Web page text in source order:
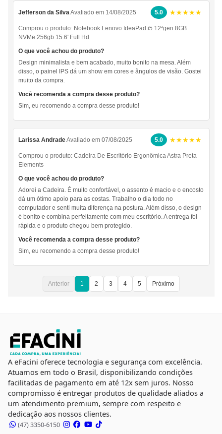
Jefferson da SilvaAvaliado em 14/08/2025 5.0 ★★★★★
Comprou o produto: Notebook Lenovo IdeaPad i5 12ªgen 8GB
NVMe 256gb 15.6' Full Hd
O que você achou do produto?
Design minimalista e bem acabado, muito bonito na mesa. Além
disso, o painel IPS dá um show em cores e ângulos de visão. Gostei
muito da compra.
Você recomenda a compra desse produto?
Sim, eu recomendo a compra desse produto!
Larissa AndradeAvaliado em 07/08/2025 5.0 ★★★★★
Comprou o produto: Cadeira De Escritório Ergonômica Astra Preta
Elements
O que você achou do produto?
Adorei a Cadeira. É muito confortável, o assento é macio e o encosto
dá um ótimo apoio para as costas. Trabalho o dia todo no
computador e senti muita diferença na postura. Além disso, o design
é bonito e combina perfeitamente com meu escritório. A entrega foi
rápida e o produto chegou bem protegido.
Você recomenda a compra desse produto?
Sim, eu recomendo a compra desse produto!
Anterior 1 2 3 4 5 Próximo
A eFacini oferece tecnologia e segurança com excelência.
Atuamos em todo o Brasil, disponibilizando condições
facilitadas de pagamento em até 12x sem juros. Nosso
compromisso é entregar produtos de qualidade aliados a
um atendimento premium, sempre com respeito e
dedicação aos nossos clientes.
(47) 3350-6150